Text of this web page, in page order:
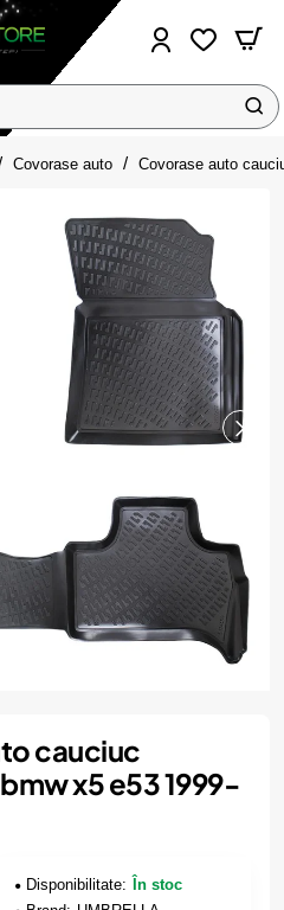
Covorase auto Covorase auto
cauciuc
x5 e53 1999-
Disponibilitate:
În stoc